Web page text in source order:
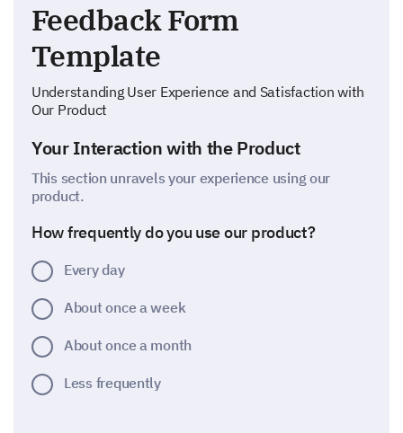
Feedback Form
Template
Understanding User Experience and Satisfaction with
Our Product
Your Interaction with the Product
This section unravels your experience using our
product.
How frequently do you use our product?
Every day
About once a week
About once a month
Less frequently